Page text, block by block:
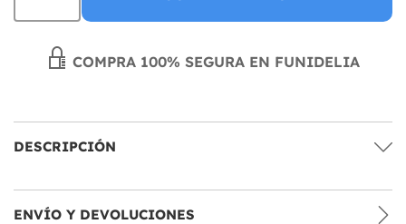
COMPRA 100% SEGURA EN FUNIDELIA
DESCRIPCIÓN
ENVÍO Y DEVOLUCIONES